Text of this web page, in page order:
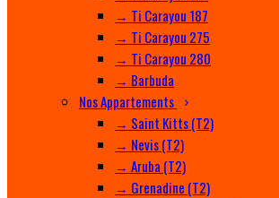
→ Ti Carayou 187
→ Ti Carayou 275
→ Ti Carayou 280
→ Barbuda
Nos Appartements
→ Saint Kitts (T2)
→ Nevis (T2)
→ Aruba (T2)
→ Grenadine (T2)